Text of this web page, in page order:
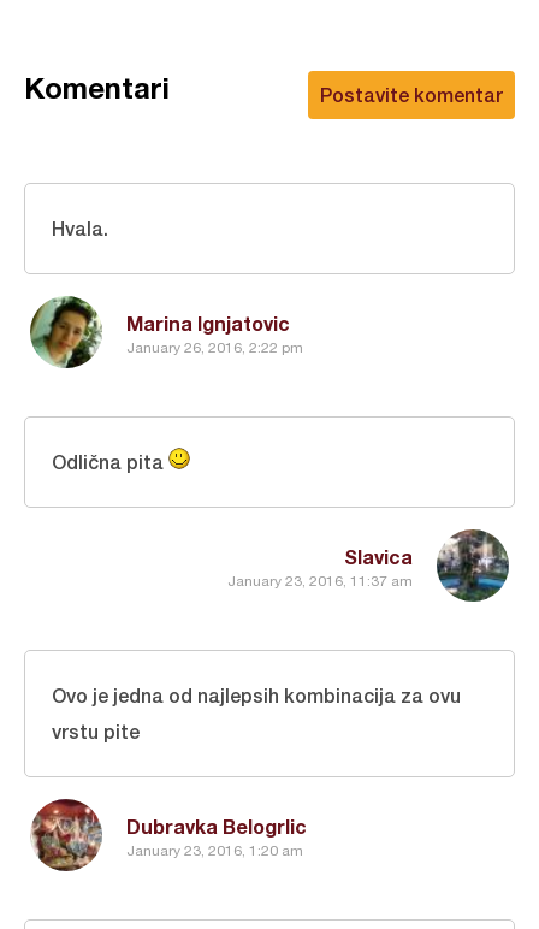
Postavite komentar
Komentari
Marina Ignjatovic
January 26, 2016, 2:22 pm
Hvala.
Slavica
January 23, 2016, 11:37 am
Odlična pita
Dubravka Belogrlic
January 23, 2016, 1:20 am
Ovo je jedna od najlepsih kombinacija za ovu
vrstu pite